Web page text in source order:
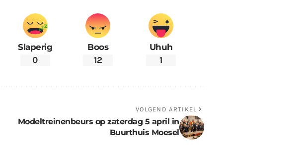
Slaperig
0
Boos
12
Uhuh
1
VOLGEND ARTIKEL
Modeltreinenbeurs op zaterdag 5 april in
Buurthuis Moesel